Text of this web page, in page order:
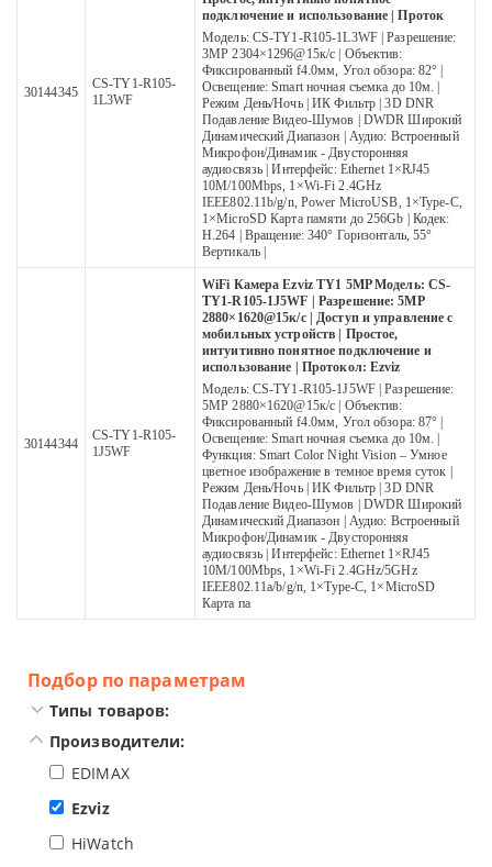
30144345
CS-TY1-R105-
1L3WF
подключение и использование | Проток
Модель: CS-TY1-R105-1L3WF | Разрешение:
3MP 2304×1296@15к/с | Объектив:
Фиксированный f4.0мм, Угол обзора: 82° |
Освещение: Smart ночная съемка до 10м. |
Режим День/Ночь | ИК Фильтр | 3D DNR
Подавление Видео-Шумов | DWDR Широкий
Динамический Диапазон | Аудио: Встроенный
Микрофон/Динамик - Двусторонняя
аудиосвязь | Интерфейс: Ethernet 1×RJ45
10M/100Mbps, 1×Wi-Fi 2.4GHz
IEEE802.11b/g/n, Power MicroUSB, 1×Type-C,
1×MicroSD Карта памяти до 256Gb | Кодек:
H.264 | Вращение: 340° Горизонталь, 55°
Вертикаль |
30144344
CS-TY1-R105-
1J5WF
WiFi Камера Ezviz TY1 5MP Модель: CS-
TY1-R105-1J5WF | Разрешение: 5MP
2880×1620@15к/с | Доступ и управление с
мобильных устройств | Простое,
интуитивно понятное подключение и
использование | Протокол: Ezviz
Модель: CS-TY1-R105-1J5WF | Разрешение:
5MP 2880×1620@15к/с | Объектив:
Фиксированный f4.0мм, Угол обзора: 87° |
Освещение: Smart ночная съемка до 10м. |
Функция: Smart Color Night Vision – Умное
цветное изображение в темное время суток |
Режим День/Ночь | ИК Фильтр | 3D DNR
Подавление Видео-Шумов | DWDR Широкий
Динамический Диапазон | Аудио: Встроенный
Микрофон/Динамик - Двусторонняя
аудиосвязь | Интерфейс: Ethernet 1×RJ45
10M/100Mbps, 1×Wi-Fi 2.4GHz/5GHz
IEEE802.11a/b/g/n, 1×Type-C, 1×MicroSD
Карта па
Подбор по параметрам
Типы товаров:
Производители:
EDIMAX
Ezviz
HiWatch